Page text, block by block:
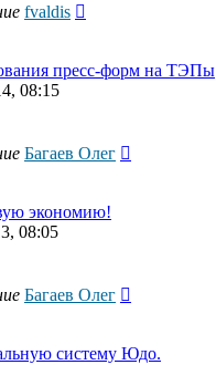
fvaldis
пресс-форм на ТЭПы
08:15
Багаев Олег
экономию!
08:05
Багаев Олег
систему Юдо.